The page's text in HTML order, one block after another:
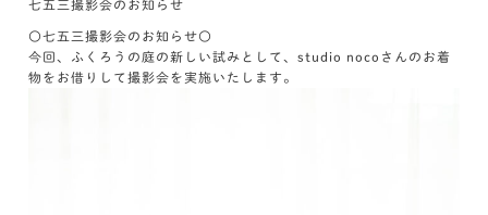
七五三撮影会のお知らせ
〇七五三撮影会のお知らせ〇
今回、ふくろうの庭の新しい試みとして、studio nocoさんのお着
物をお借りして撮影会を実施いたします。